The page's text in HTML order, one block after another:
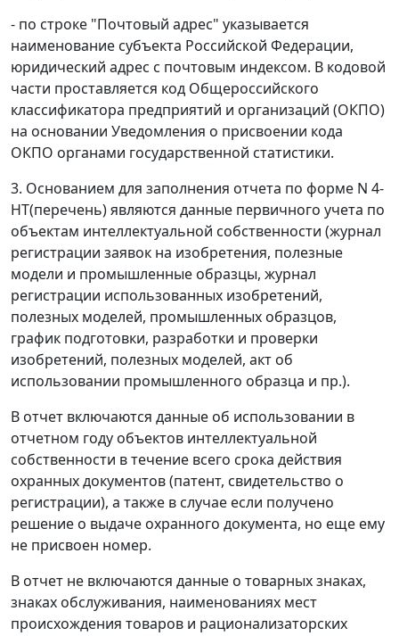
- по строке "Почтовый адрес" указывается
наименование субъекта Российской Федерации,
юридический адрес с почтовым индексом. В кодовой
части проставляется код Общероссийского
классификатора предприятий и организаций (ОКПО)
на основании Уведомления о присвоении кода
ОКПО органами государственной статистики.
3. Основанием для заполнения отчета по форме N 4-
НТ(перечень) являются данные первичного учета по
объектам интеллектуальной собственности (журнал
регистрации заявок на изобретения, полезные
модели и промышленные образцы, журнал
регистрации использованных изобретений,
полезных моделей, промышленных образцов,
график подготовки, разработки и проверки
изобретений, полезных моделей, акт об
использовании промышленного образца и пр.).
В отчет включаются данные об использовании в
отчетном году объектов интеллектуальной
собственности в течение всего срока действия
охранных документов (патент, свидетельство о
регистрации), а также в случае если получено
решение о выдаче охранного документа, но еще ему
не присвоен номер.
В отчет не включаются данные о товарных знаках,
знаках обслуживания, наименованиях мест
происхождения товаров и рационализаторских